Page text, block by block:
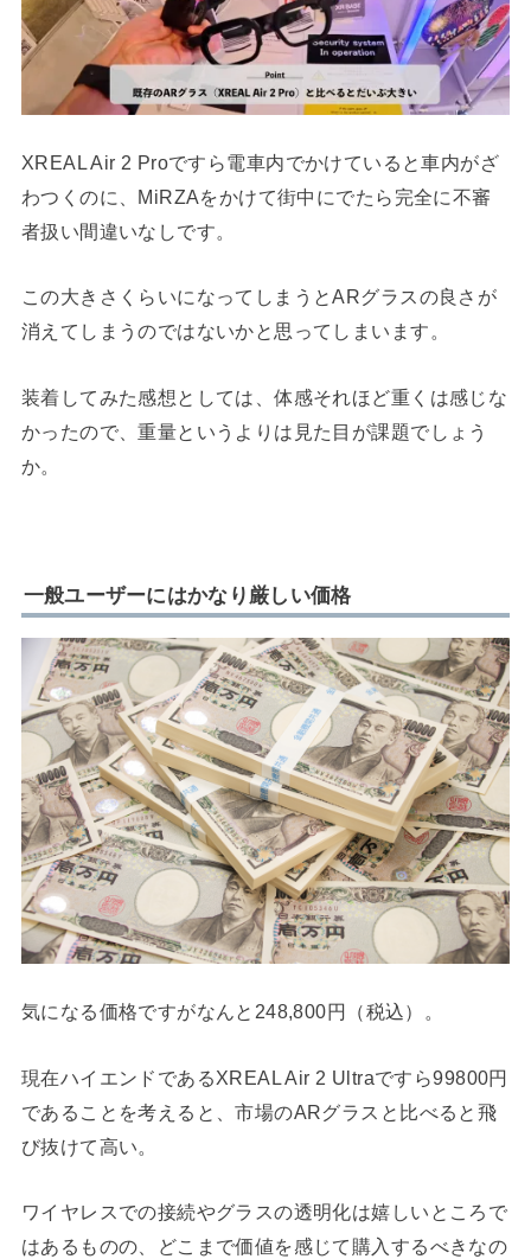
XREAL Air 2 Proですら電車内でかけていると車内がざ
わつくのに、MiRZAをかけて街中にでたら完全に不審
者扱い間違いなしです。
この大きさくらいになってしまうとARグラスの良さが
消えてしまうのではないかと思ってしまいます。
装着してみた感想としては、体感それほど重くは感じな
かったので、重量というよりは見た目が課題でしょう
か。
一般ユーザーにはかなり厳しい価格
気になる価格ですがなんと248,800円（税込）。
現在ハイエンドであるXREAL Air 2 Ultraですら99800円
であることを考えると、市場のARグラスと比べると飛
び抜けて高い。
ワイヤレスでの接続やグラスの透明化は嬉しいところで
はあるものの、どこまで価値を感じて購入するべきなの